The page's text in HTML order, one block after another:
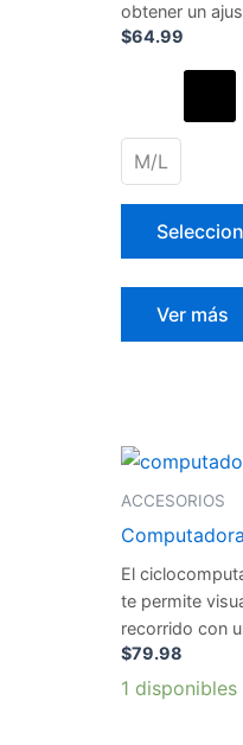
obtener un
$64.99
M/L
Ver más
ACCESORIOS
El
te permite
recorrido con
$79.98
1 disponibles